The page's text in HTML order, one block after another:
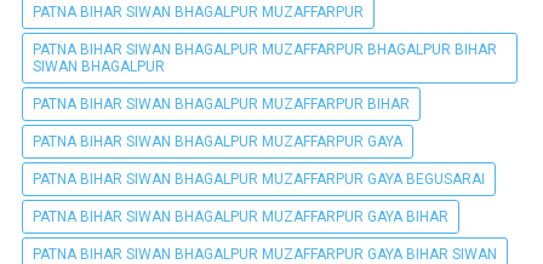
PATNA BIHAR SIWAN BHAGALPUR MUZAFFARPUR
PATNA BIHAR SIWAN BHAGALPUR MUZAFFARPUR BHAGALPUR BIHAR
SIWAN BHAGALPUR
PATNA BIHAR SIWAN BHAGALPUR MUZAFFARPUR BIHAR
PATNA BIHAR SIWAN BHAGALPUR MUZAFFARPUR GAYA
PATNA BIHAR SIWAN BHAGALPUR MUZAFFARPUR GAYA BEGUSARAI
PATNA BIHAR SIWAN BHAGALPUR MUZAFFARPUR GAYA BIHAR
PATNA BIHAR SIWAN BHAGALPUR MUZAFFARPUR GAYA BIHAR SIWAN